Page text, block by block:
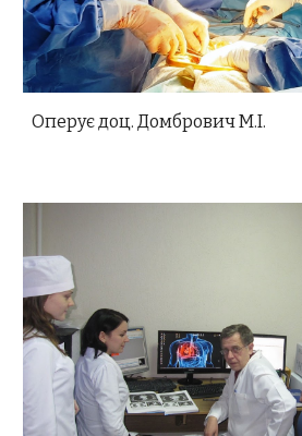
Оперує доц. Домбрович М.І.